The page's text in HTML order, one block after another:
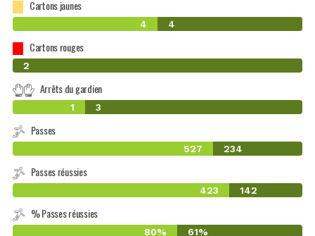
Cartons jaunes
4 4
Cartons rouges
0
2
Arrêts du gardien
1 3
Passes
527 234
Passes réussies
423 142
% Passes réussies
80% 61%